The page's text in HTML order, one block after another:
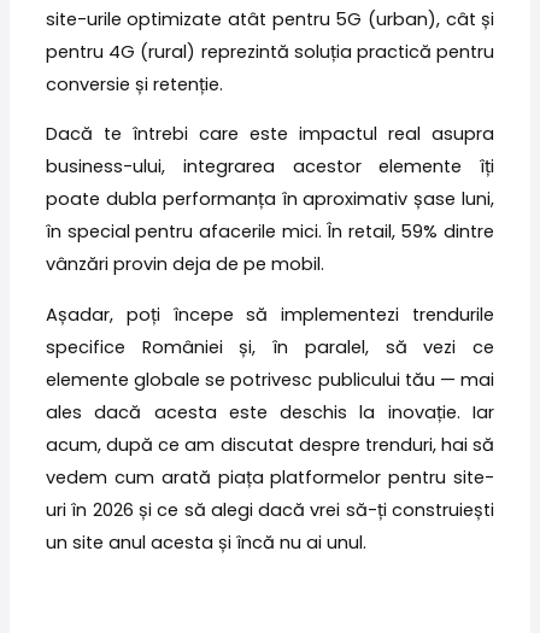
site-urile optimizate atât pentru 5G (urban), cât și
pentru 4G (rural) reprezintă soluția practică pentru
conversie și retenție.
Dacă te întrebi care este impactul real asupra
business-ului, integrarea acestor elemente îți
poate dubla performanța în aproximativ șase luni,
în special pentru afacerile mici. În retail, 59% dintre
vânzări provin deja de pe mobil.
Așadar, poți începe să implementezi trendurile
specifice României și, în paralel, să vezi ce
elemente globale se potrivesc publicului tău — mai
ales dacă acesta este deschis la inovație. Iar
acum, după ce am discutat despre trenduri, hai să
vedem cum arată piața platformelor pentru site-
uri în 2026 și ce să alegi dacă vrei să-ți construiești
un site anul acesta și încă nu ai unul.